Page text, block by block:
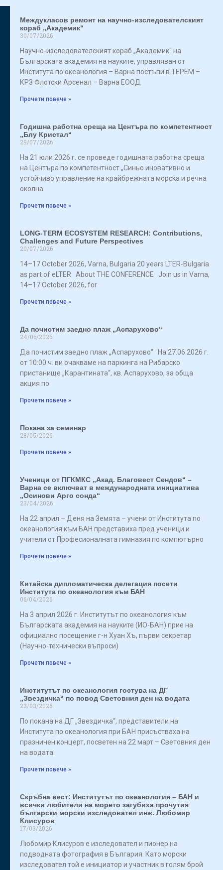
Междукласов ремонт на научно-изследователският
кораб „Академик“
30/07/2026
Научно-изследователският кораб „Академик“ на
Българската академия на науките, управляван от
Института по океанология – Варна постъпи в ТЕРЕМ –
КРЗ Флотски Арсенал – Варна ЕООД
Прочети повече »
Годишна работна среща на Центъра по компетентност
„Блу Кристал“
29/07/2026
На 21 юли 2026 г. се проведе годишната работна среща
на Центъра по компетентност „Синьо иновативно и
устойчиво управление на крайбрежната морска и речна
околна
Прочети повече »
LONG-TERM ECOSYSTEM RESEARCH: Contributions,
Challenges and Future Perspectives
20/07/2026
14–17 October 2026, Varna, Bulgaria 20 years LTER-Bulgaria
as part of eLTER About THE CONFERENCE Join us in Varna,
14–17 October 2026, for
Прочети повече »
Да почистим заедно плаж „Аспарухово“
24/06/2026
Да почистим заедно плаж „Аспарухово“ На 27.06.2026 г.
от 10:00 ч. ви очакваме на паркинга на Рибарско
пристанище „Карантината“, кв. Аспарухово, за обща
акция по
Прочети повече »
Покана за семинар
28/05/2026
Прочети повече »
Ученици от ПГКМКС „Акад. Благовест Сендов“ –
Варна се включват в международната инициатива
„Осинови Арго сонда“
23/04/2026
На 22 април – Деня на Земята – учени от Института по
океанология към БАН представиха пред ученици и
учители от Професионалната гимназия по компютърно
Прочети повече »
Китайска дипломатическа делегация посети
Института по океанология към БАН
06/04/2026
На 3 април 2026 г. Институтът по океанология към
Българската академия на науките (ИО-БАН) прие на
официално посещение г-н Хуан Хъ, първи секретар
(Научно-технически въпроси)
Прочети повече »
Институтът по океанология гостува на ДГ
„Звездичка“ по повод Световния ден на водата
23/03/2026
По покана на ДГ „Звездичка“, представители на
Института по океанология при БАН присъстваха на
празничен концерт, посветен на 22 март – Световния ден
на водата.
Прочети повече »
Скръбна вест: Институтът по океанология – БАН и
всички любители на морето загубиха прочутия
български морски изследовател инж. Любомир
Клисуров
17/03/2026
Любомир Клисуров е изследовател и пионер на
подводната фотография в България. Като морски
изследовател той е инициатор и участник в голям брой